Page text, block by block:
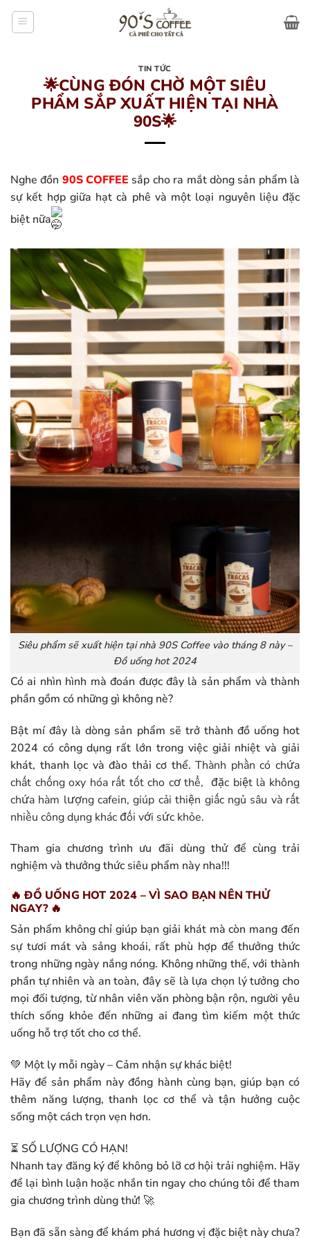
TIN TỨC
🌟CÙNG ĐÓN CHỜ MỘT SIÊU
PHẨM SẮP XUẤT HIỆN TẠI NHÀ
90S🌟
Nghe đồn 90S COFFEE sắp cho ra mắt dòng sản phẩm là
sự kết hợp giữa hạt cà phê và một loại nguyên liệu đặc
biệt nữa
Siêu phẩm sẽ xuất hiện tại nhà 90S Coffee vào tháng 8 này –
Đồ uống hot 2024
Có ai nhìn hình mà đoán được đây là sản phẩm và thành
phần gồm có những gì không nè?
Bật mí đây là dòng sản phẩm sẽ trở thành đồ uống hot
2024 có công dụng rất lớn trong việc giải nhiệt và giải
khát, thanh lọc và đào thải cơ thể.Thành phần có chứa
chất chống oxy hóa rất tốt cho cơ thể, đặc biệt là không
chứa hàm lượng cafein, giúp cải thiện giấc ngủ sâu và rất
nhiều công dụng khác đối với sức khỏe.
Tham gia chương trình ưu đãi dùng thử để cùng trải
nghiệm và thưởng thức siêu phẩm này nha!!!
🔥 ĐỒ UỐNG HOT 2024 – VÌ SAO BẠN NÊN THỬ
NGAY? 🔥
Sản phẩm không chỉ giúp bạn giải khát mà còn mang đến
sự tươi mát và sảng khoái, rất phù hợp để thưởng thức
trong những ngày nắng nóng. Không những thế, với thành
phần tự nhiên và an toàn, đây sẽ là lựa chọn lý tưởng cho
mọi đối tượng, từ nhân viên văn phòng bận rộn, người yêu
thích sống khỏe đến những ai đang tìm kiếm một thức
uống hỗ trợ tốt cho cơ thể.
💚 Một ly mỗi ngày – Cảm nhận sự khác biệt!
Hãy để sản phẩm này đồng hành cùng bạn, giúp bạn có
thêm năng lượng, thanh lọc cơ thể và tận hưởng cuộc
sống một cách trọn vẹn hơn.
⏳ SỐ LƯỢNG CÓ HẠN!
Nhanh tay đăng ký để không bỏ lỡ cơ hội trải nghiệm. Hãy
để lại bình luận hoặc nhắn tin ngay cho chúng tôi để tham
gia chương trình dùng thử! 🚀
Bạn đã sẵn sàng để khám phá hương vị đặc biệt này chưa?